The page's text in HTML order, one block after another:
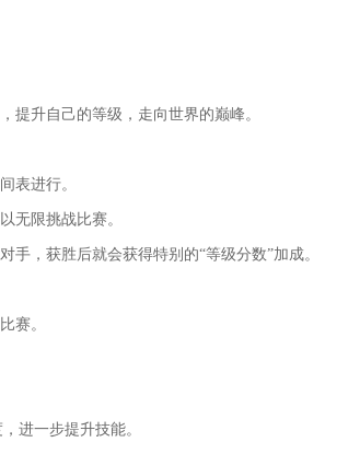
提升自己的等级，走向世界的巅峰。
表进行。
无限挑战比赛。
手，获胜后就会获得特别的“等级分数”加成。
赛。
进一步提升技能。